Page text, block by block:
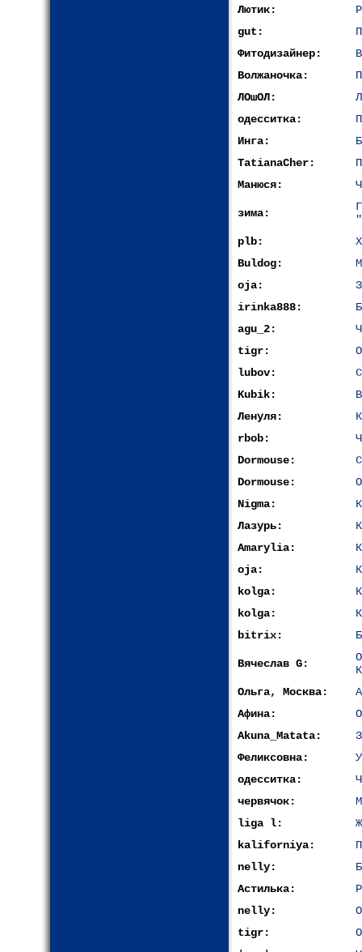
Лютик:
gut:
Фитодизайнер:
Волжаночка:
ЛОшОЛ:
одесситка:
Инга:
TatianaCher:
Манюся:
зима:
plb:
Buldog:
oja:
irinka888:
agu_2:
tigr:
lubov:
Kubik:
Ленуля:
rbob:
Dormouse:
Dormouse:
Nigma:
Лазурь:
Amarylia:
oja:
kolga:
kolga:
bitrix:
Вячеслав G:
Ольга, Москва:
Афина:
Akuna_Matata:
Феликсовна:
одесситка:
червячок:
liga l:
kaliforniya:
nelly:
Астилька:
nelly:
tigr: